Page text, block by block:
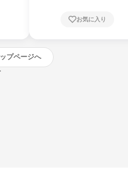
島県、
お気に入り
ップページへ